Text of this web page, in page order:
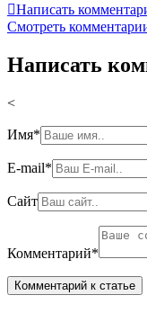
Написать
Смотреть
Написать
<
Имя*
E-mail*
Сайт
Комментарий*